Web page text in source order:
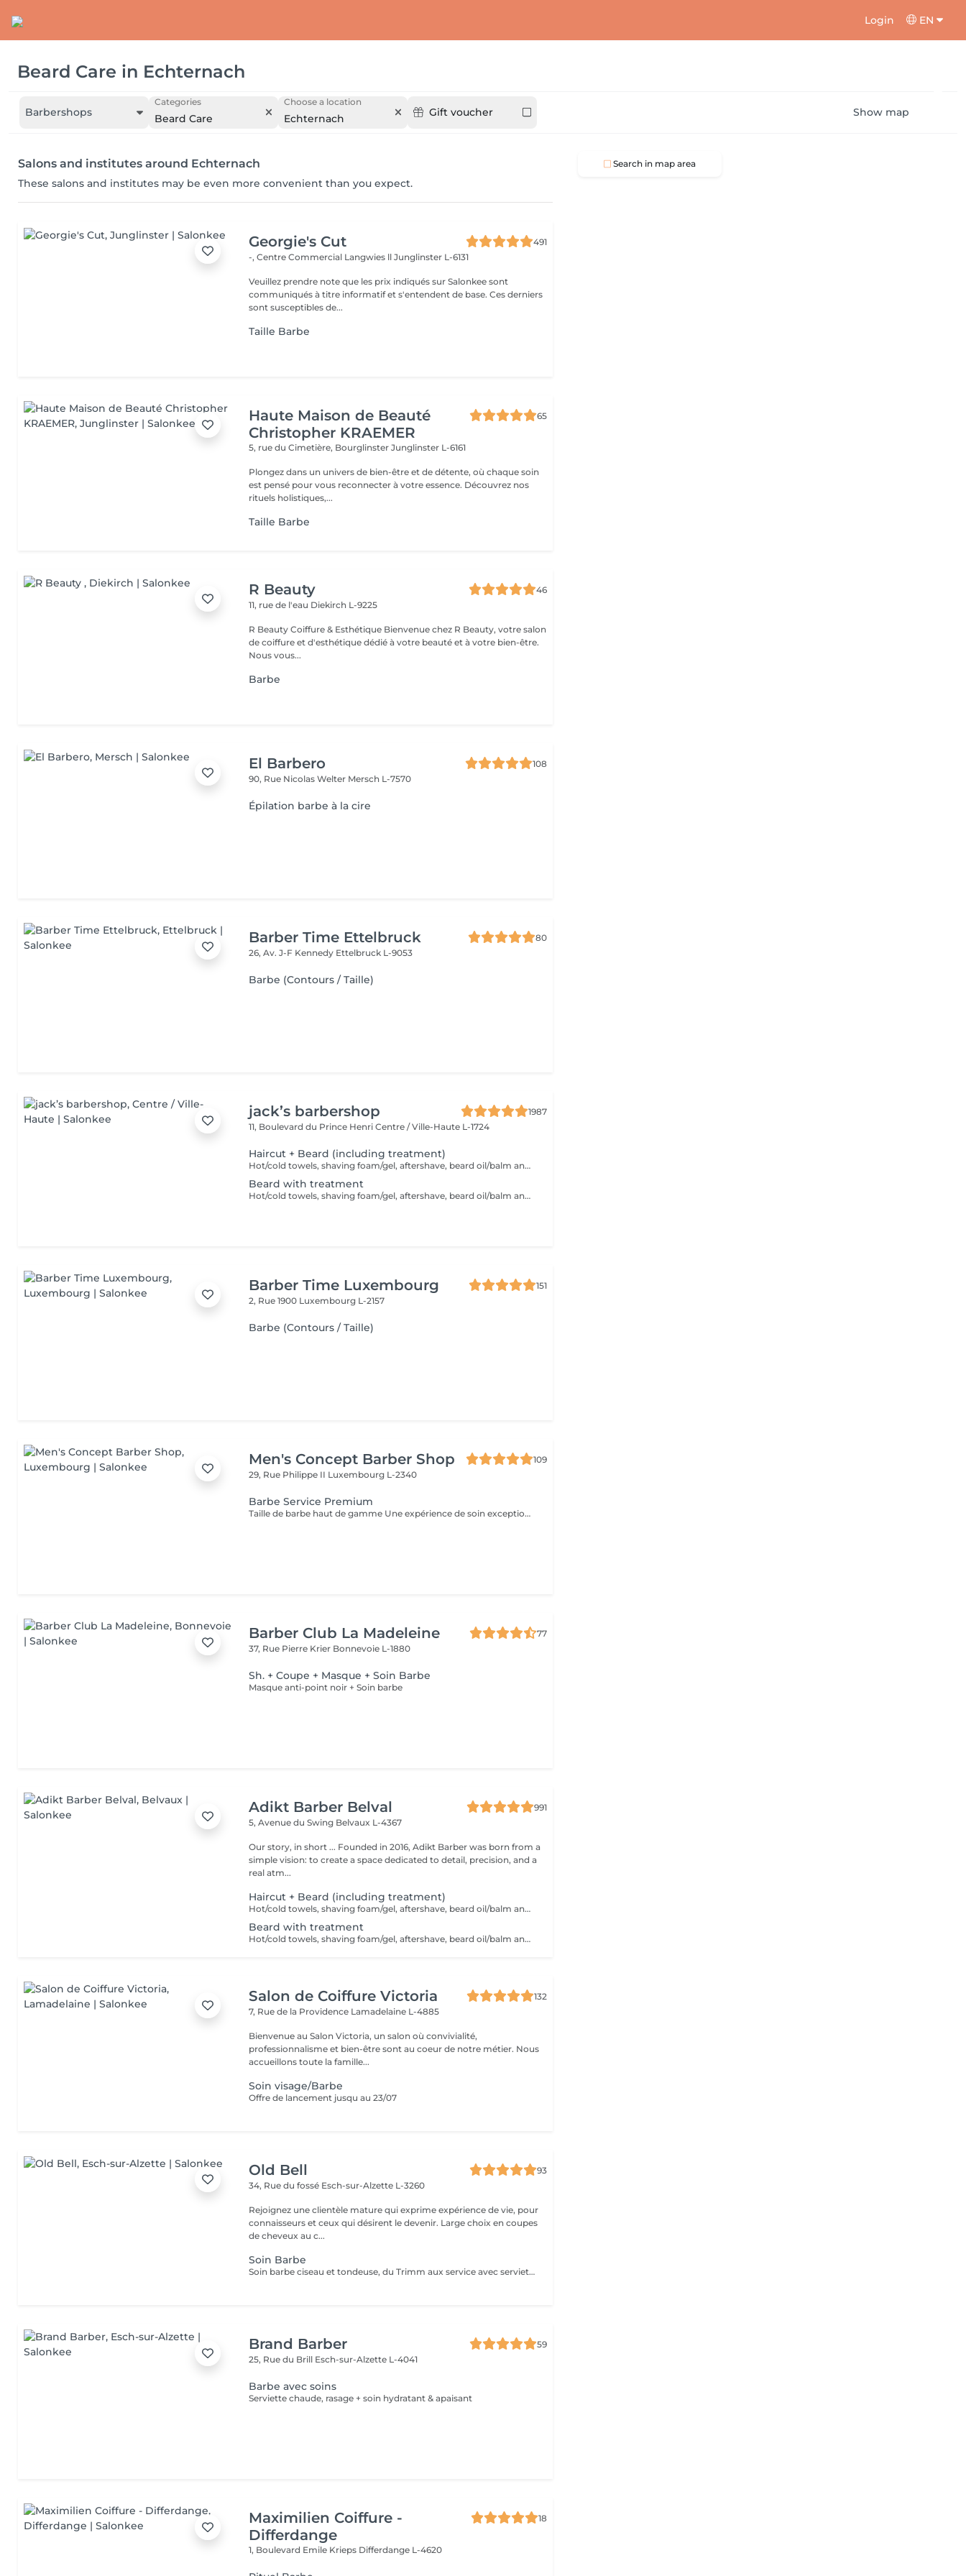
Login EN
Beard Care in Echternach
Barbershops
Categories
Beard Care
Choose a location
Echternach Gift voucher Show map
Salons and institutes around Echternach
These salons and institutes may be even more convenient than you expect.
Georgie's Cut
491
-, Centre Commercial Langwies llJunglinster L-6131
Veuillez prendre note que les prix indiqués sur Salonkee sont
communiqués à titre informatif et s'entendent de base. Ces derniers
sont susceptibles de...
Taille Barbe
Haute Maison de Beauté
Christopher KRAEMER
65
5, rue du Cimetière, BourglinsterJunglinster L-6161
Plongez dans un univers de bien-être et de détente, où chaque soin
est pensé pour vous reconnecter à votre essence. Découvrez nos
rituels holistiques,...
Taille Barbe
R Beauty
46
11, rue de l'eau Diekirch L-9225
R Beauty Coiffure & Esthétique Bienvenue chez R Beauty, votre salon
de coiffure et d'esthétique dédié à votre beauté et à votre bien-être.
Nous vous...
Barbe
El Barbero
108
90, Rue Nicolas Welter Mersch L-7570
Épilation barbe à la cire
Barber Time Ettelbruck
80
26, Av. J-F Kennedy Ettelbruck L-9053
Barbe (Contours / Taille)
jack’s barbershop
1987
11, Boulevard du Prince HenriCentre / Ville-Haute L-1724
Haircut + Beard (including treatment)
Hot/cold towels, shaving foam/gel, aftershave, beard oil/balm and wax or gel
Beard with treatment
Hot/cold towels, shaving foam/gel, aftershave, beard oil/balm and wax or gel
Barber Time Luxembourg
151
2, Rue 1900 Luxembourg L-2157
Barbe (Contours / Taille)
Men's Concept Barber Shop
109
29, Rue Philippe II Luxembourg L-2340
Barbe Service Premium
Taille de barbe haut de gamme Une expérience de soin exceptionnelle. Ce soin comprend la mise en forme et le contour de la barbe, l'application d'une serviette chaude pour un confort optimal, un massage facial relaxant et une finition avec des produits de qualité supérieure, pour un résultat impeccable et un moment de pur bien-être.
Barber Club La Madeleine
77
37, Rue Pierre Krier Bonnevoie L-1880
Sh. + Coupe + Masque + Soin Barbe
Masque anti-point noir + Soin barbe
Adikt Barber Belval
991
5, Avenue du Swing Belvaux L-4367
Our story, in short ... Founded in 2016, Adikt Barber was born from a
simple vision: to create a space dedicated to detail, precision, and a
real atm...
Haircut + Beard (including treatment)
Hot/cold towels, shaving foam/gel, aftershave, beard oil/balm and wax or gel
Beard with treatment
Hot/cold towels, shaving foam/gel, aftershave, beard oil/balm and wax or gel
Salon de Coiffure Victoria
132
7, Rue de la Providence Lamadelaine L-4885
Bienvenue au Salon Victoria, un salon où convivialité,
professionnalisme et bien-être sont au coeur de notre métier. Nous
accueillons toute la famille...
Soin visage/Barbe
Offre de lancement jusqu au 23/07
Old Bell
93
34, Rue du fossé Esch-sur-Alzette L-3260
Rejoignez une clientèle mature qui exprime expérience de vie, pour
connaisseurs et ceux qui désirent le devenir. Large choix en coupes
de cheveux au c...
Soin Barbe
Soin barbe ciseau et tondeuse, du Trimm aux service avec serviettes chaudes
Brand Barber
59
25, Rue du Brill Esch-sur-Alzette L-4041
Barbe avec soins
Serviette chaude, rasage + soin hydratant & apaisant
Maximilien Coiffure -
Differdange
18
1, Boulevard Emile Krieps Differdange L-4620
Search in map area